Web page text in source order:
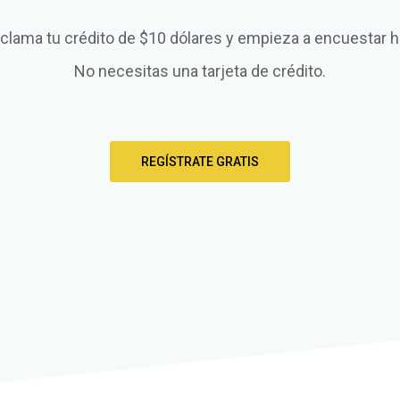
tu crédito de $10 dólares y empieza a encuestar
No necesitas una tarjeta de crédito.
REGÍSTRATE GRATIS